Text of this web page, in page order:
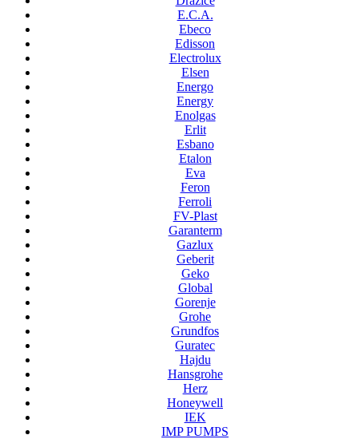
E.C.A.
Ebeco
Edisson
Electrolux
Elsen
Energo
Energy
Enolgas
Erlit
Esbano
Etalon
Eva
Feron
Ferroli
FV-Plast
Garanterm
Gazlux
Geberit
Geko
Global
Gorenje
Grohe
Grundfos
Guratec
Hajdu
Hansgrohe
Herz
Honeywell
IEK
IMP PUMPS